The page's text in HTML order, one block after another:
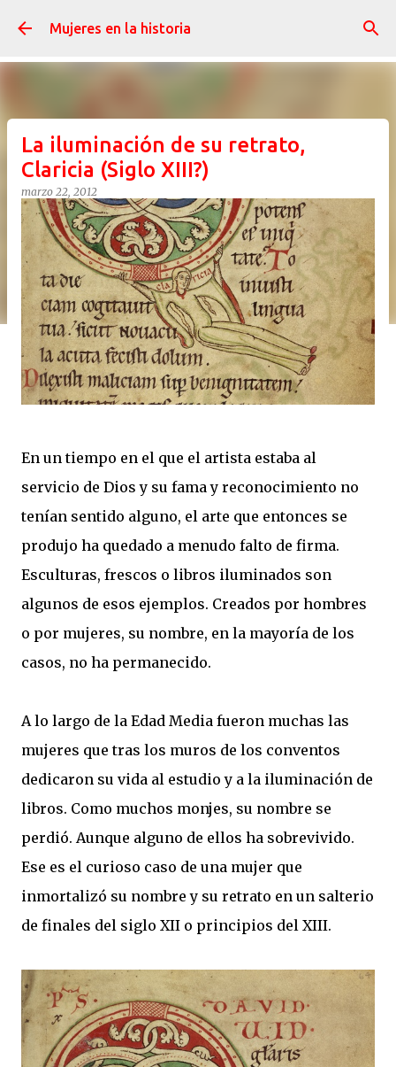
Ir al contenido principal
Mujeres en la historia
La iluminación de su retrato,
Claricia (Siglo XIII?)
marzo 22, 2012
En un tiempo en el que el artista estaba al
servicio de Dios y su fama y reconocimiento no
tenían sentido alguno, el arte que entonces se
produjo ha quedado a menudo falto de firma.
Esculturas, frescos o libros iluminados son
algunos de esos ejemplos. Creados por hombres
o por mujeres, su nombre, en la mayoría de los
casos, no ha permanecido.
A lo largo de la Edad Media fueron muchas las
mujeres que tras los muros de los conventos
dedicaron su vida al estudio y a la iluminación de
libros. Como muchos monjes, su nombre se
perdió. Aunque alguno de ellos ha sobrevivido.
Ese es el curioso caso de una mujer que
inmortalizó su nombre y su retrato en un salterio
de finales del siglo XII o principios del XIII.